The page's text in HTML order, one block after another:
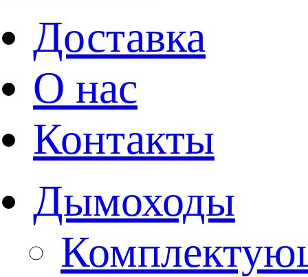
Доставка
О нас
Контакты
Дымоходы